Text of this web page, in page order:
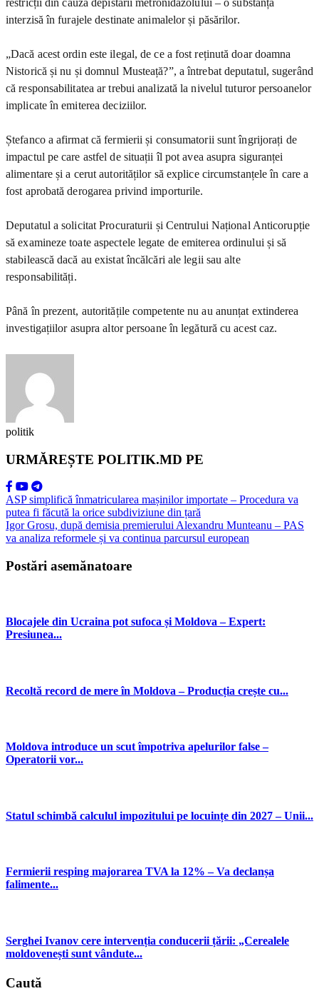
interzisă în furajele destinate animalelor și păsărilor.
„Dacă acest ordin este ilegal, de ce a fost reținută doar doamna
Nistorică și nu și domnul Musteață?”, a întrebat deputatul, sugerând
că responsabilitatea ar trebui analizată la nivelul tuturor persoanelor
implicate în emiterea deciziilor.
Ștefanco a afirmat că fermierii și consumatorii sunt îngrijorați de
impactul pe care astfel de situații îl pot avea asupra siguranței
alimentare și a cerut autorităților să explice circumstanțele în care a
fost aprobată derogarea privind importurile.
Deputatul a solicitat Procuraturii și Centrului Național Anticorupție
să examineze toate aspectele legate de emiterea ordinului și să
stabilească dacă au existat încălcări ale legii sau alte
responsabilități.
Până în prezent, autoritățile competente nu au anunțat extinderea
investigațiilor asupra altor persoane în legătură cu acest caz.
politik
URMĂREȘTE POLITIK.MD PE
ASP simplifică înmatricularea mașinilor importate – Procedura va
putea fi făcută la orice subdiviziune din țară
Igor Grosu, după demisia premierului Alexandru Munteanu – PAS
va analiza reformele și va continua parcursul european
Postări asemănatoare
Blocajele din Ucraina pot sufoca și Moldova – Expert:
Presiunea...
Recoltă record de mere în Moldova – Producția crește cu...
Moldova introduce un scut împotriva apelurilor false –
Operatorii vor...
Statul schimbă calculul impozitului pe locuințe din 2027 – Unii...
Fermierii resping majorarea TVA la 12% – Va declanșa
falimente...
Serghei Ivanov cere intervenția conducerii țării: „Cerealele
moldovenești sunt vândute...
Caută